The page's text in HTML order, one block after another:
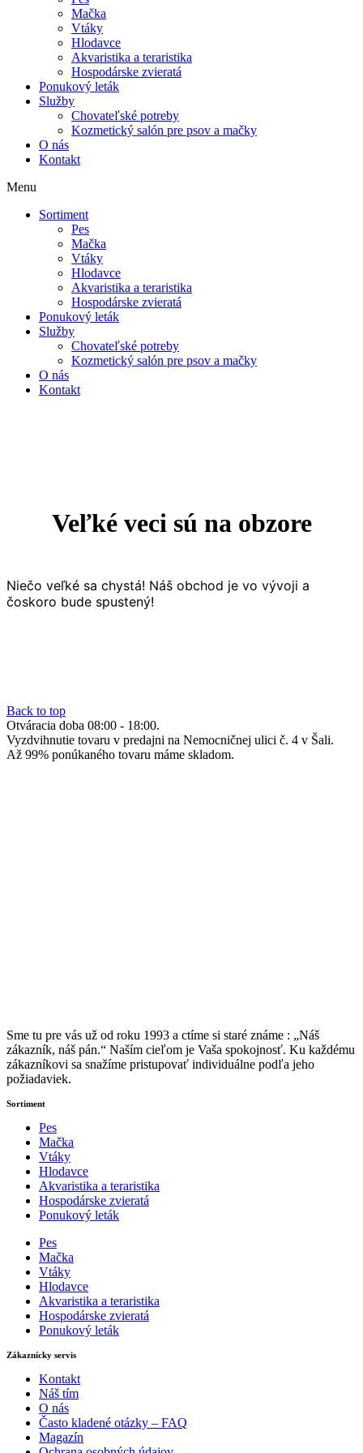
Mačka
Vtáky
Hlodavce
Akvaristika a teraristika
Hospodárske zvieratá
Ponukový leták
Služby
Chovateľské potreby
Kozmetický salón pre psov a mačky
O nás
Kontakt
Menu
Sortiment
Pes
Mačka
Vtáky
Hlodavce
Akvaristika a teraristika
Hospodárske zvieratá
Ponukový leták
Služby
Chovateľské potreby
Kozmetický salón pre psov a mačky
O nás
Kontakt
Veľké veci sú na obzore
Niečo veľké sa chystá! Náš obchod je vo vývoji a
čoskoro bude spustený!
Back to top
Otváracia doba 08:00 - 18:00.
Vyzdvihnutie tovaru v predajni na Nemocničnej ulici č. 4 v Šali.
Až 99% ponúkaného tovaru máme skladom.
Sme tu pre vás už od roku 1993 a ctíme si staré známe : „Náš
zákazník, náš pán.“ Naším cieľom je Vaša spokojnosť. Ku každému
zákazníkovi sa snažíme pristupovať individuálne podľa jeho
požiadaviek.
Sortiment
Pes
Mačka
Vtáky
Hlodavce
Akvaristika a teraristika
Hospodárske zvieratá
Ponukový leták
Pes
Mačka
Vtáky
Hlodavce
Akvaristika a teraristika
Hospodárske zvieratá
Ponukový leták
Zákaznícky servis
Kontakt
Náš tím
O nás
Často kladené otázky – FAQ
Magazín